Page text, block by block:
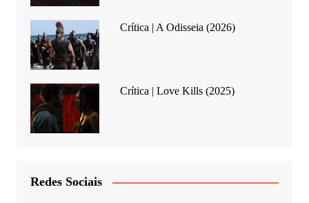
Crítica | A Odisseia (2026)
Crítica | Love Kills (2025)
Redes Sociais